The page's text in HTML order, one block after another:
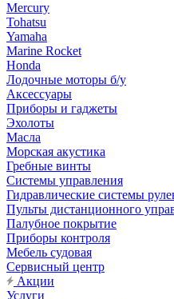
Mercury
Tohatsu
Yamaha
Marine Rocket
Honda
Лодочные моторы б/у
Аксессуары
Приборы и гаджеты
Эхолоты
Масла
Морская акустика
Гребные винты
Системы управления
Гидравлические системы
Пульты дистанционного
Палубное покрытие
Приборы контроля
Мебель судовая
Сервисный центр
Акции
Услуги